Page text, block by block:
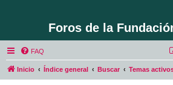
Foros de la
FAQ
Inicio Índice general Buscar Temas